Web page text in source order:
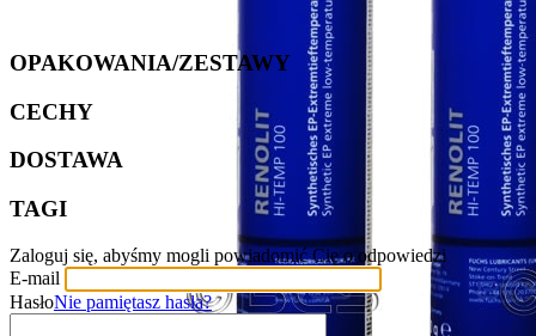
OPAKOWANIA/ZESTAWY
CECHY
DOSTAWA
TAGI
Zaloguj się, abyśmy mogli powiadomić Cię o odpowiedzi
E-mail
HasłoNie pamiętasz hasła?